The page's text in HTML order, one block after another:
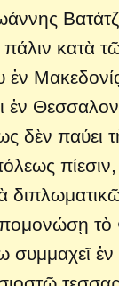
πάλιν κατὰ
ἐν
ἐν
δὲν παύει
πίεσιν,
τὸ
συμμαχεῖ ἐν